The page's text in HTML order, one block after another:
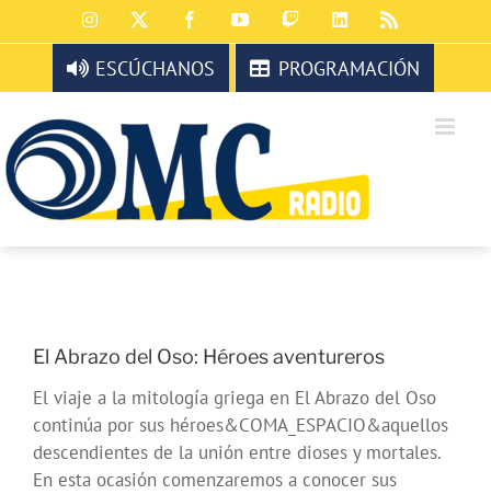
al
contenido
Instagram FacebookYouTubeTwitchLinkedIn
ESCÚCHANOS PROGRAMACIÓN
El Abrazo del Oso: Héroes aventureros
El viaje a la mitología griega en El Abrazo del Oso
continúa por sus héroes&COMA_ESPACIO&aquellos
descendientes de la unión entre dioses y mortales.
En esta ocasión comenzaremos a conocer sus